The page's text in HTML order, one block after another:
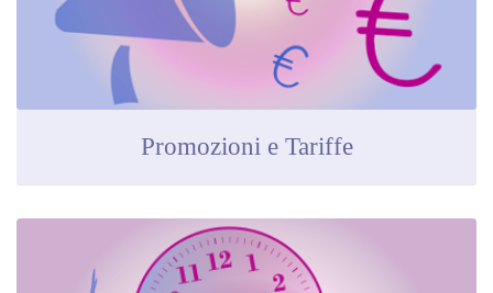
Promozioni e Tariffe